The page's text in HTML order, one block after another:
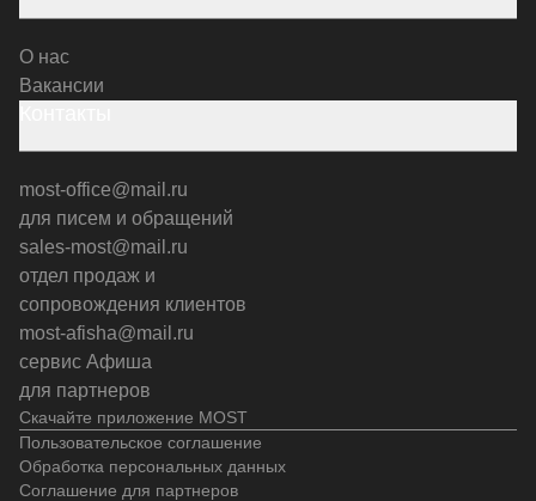
Скачайте приложение MOST
О нас
Вакансии
most-office@mail.ru
для писем и обращений
sales-most@mail.ru
отдел продаж и
сопровождения клиентов
most-afisha@mail.ru
сервис Афиша
для партнеров
Пользовательское соглашение
Обработка персональных данных
Соглашение для партнеров